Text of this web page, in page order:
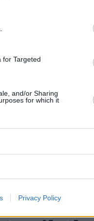
for Targeted
and/or Sharing
for which it
Privacy Policy
sf)
κατά πόσο είναι
του Λυκείου)
Βασικοί
από τους
θα είναι η
προμήθεια